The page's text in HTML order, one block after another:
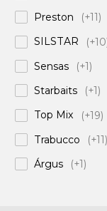
Preston
(+11)
SILSTAR
Sensas
(+1)
Starbaits
(+1)
Top Mix
(+19)
Trabucco
(+11)
Árgus
(+1)